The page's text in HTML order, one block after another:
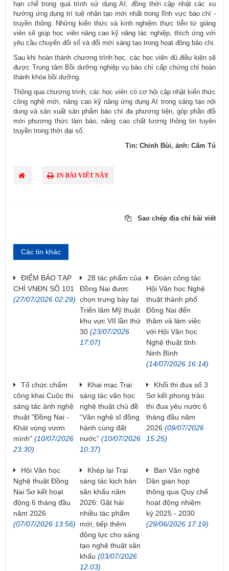
hạn chế trong quá trình sử dụng AI; đồng thời cập nhật các xu
hướng ứng dụng trí tuệ nhân tạo mới nhất trong lĩnh vực báo chí -
truyền thông. Những kiến thức và kinh nghiệm thực tiễn từ giảng
viên sẽ giúp học viên nâng cao kỹ năng tác nghiệp, thích ứng với
yêu cầu chuyển đổi số và đổi mới sáng tạo trong hoạt động báo chí.
Sau khi hoàn thành chương trình học, các học viên đủ điều kiện sẽ
được Trung tâm Bồi dưỡng nghiệp vụ báo chí cấp chứng chỉ hoàn
thành khóa bồi dưỡng.
Thông qua chương trình, các học viên có cơ hội cập nhật kiến thức
công nghệ mới, nâng cao kỹ năng ứng dụng AI trong sáng tạo nội
dung và sản xuất sản phẩm báo chí đa phương tiện, góp phần đổi
mới phương thức làm báo, nâng cao chất lượng thông tin tuyên
truyền trong thời đại số.
Tin: Chinh Bùi, ảnh: Cẩm Tú
IN BÀI VIẾT NÀY
Sao chép địa chỉ bài viết
Các tin khác
ĐIỂM BÁO TẠP
CHÍ VNĐN SỐ 101
(27/07/2026 02:29)
28 tác phẩm của
Đồng Nai được
chọn trưng bày tại
Triển lãm Mỹ thuật
khu vực VII lần thứ
30(23/07/2026
17:07)
Đoàn công tác
Hội Văn học Nghệ
thuật thành phố
Đồng Nai đến
thăm và làm việc
với Hội Văn học
Nghệ thuật tỉnh
Ninh Bình
(14/07/2026 16:14)
Tổ chức chấm
công khai Cuộc thi
sáng tác ảnh nghệ
thuật "Đồng Nai -
Khát vọng vươn
mình" (10/07/2026
23:30)
Khai mạc Trại
sáng tác văn học
nghệ thuật chủ đề
“Văn nghệ sĩ đồng
hành cùng đất
nước”(10/07/2026
10:37)
Khối thi đua số 3
Sơ kết phong trào
thi đua yêu nước 6
tháng đầu năm
2026 (09/07/2026
15:25)
Hội Văn học
Nghệ thuật Đồng
Nai Sơ kết hoạt
động 6 tháng đầu
năm 2026
(07/07/2026 13:56)
Khép lại Trại
sáng tác kịch bản
sân khấu năm
2026: Gặt hái
nhiều tác phẩm
mới, tiếp thêm
động lực cho sáng
tạo nghệ thuật sân
khấu (03/07/2026
12:03)
Ban Văn nghệ
Dân gian họp
thông qua Quy chế
hoạt động nhiệm
kỳ 2025 - 2030
(29/06/2026 17:19)